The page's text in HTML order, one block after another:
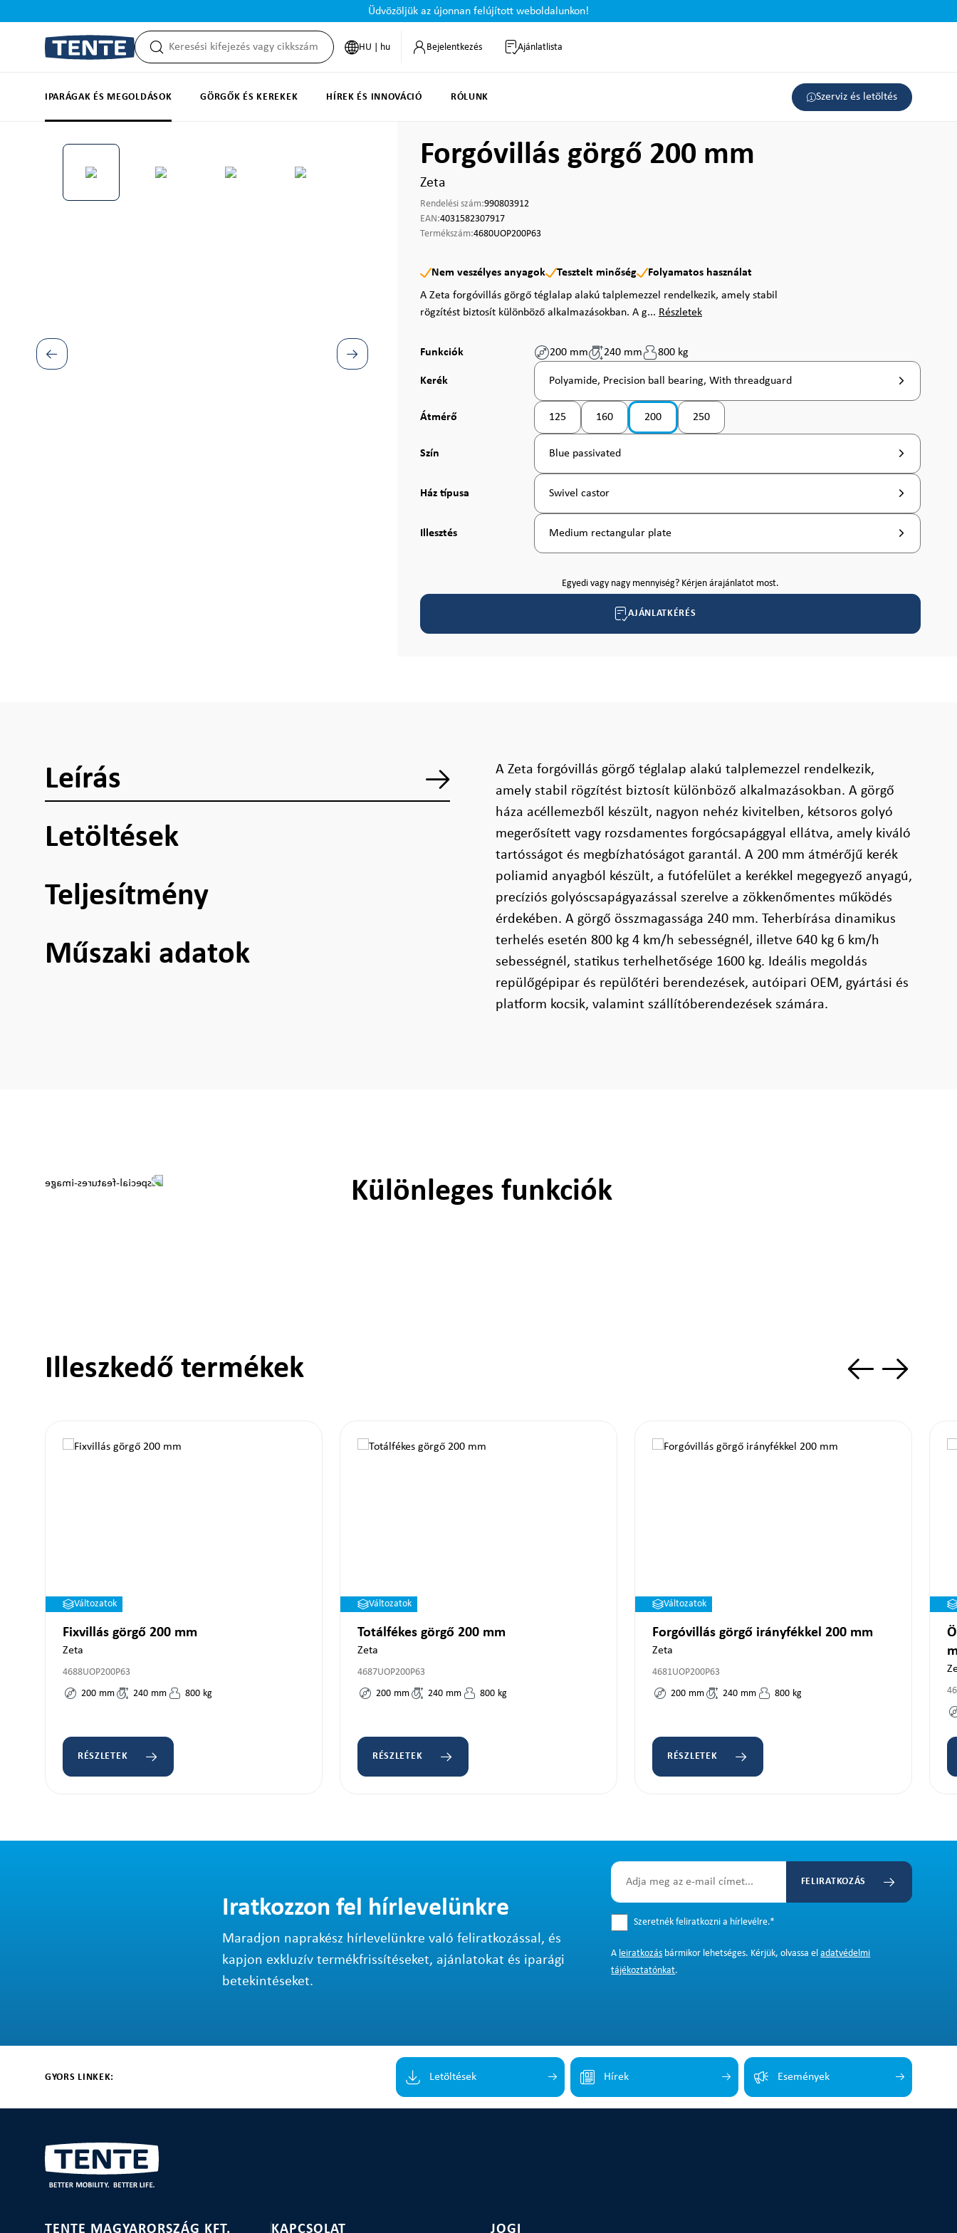
Üdvözöljük az újonnan felújított weboldalunkon!
HU | hu Bejelentkezés Ajánlatlista
IPARÁGAK ÉS MEGOLDÁSOK GÖRGŐK ÉS KEREKEK HÍREK ÉS INNOVÁCIÓ RÓLUNK Szerviz és letöltés
Képgaléria kihagyása Forgóvillás görgő 200 mm
Zeta
Rendelési szám:990803912
EAN:4031582307917
Termékszám:4680UOP200P63
Nem veszélyes anyagok Tesztelt minőség
Folyamatos használat
A Zeta forgóvillás görgő téglalap alakú talplemezzel rendelkezik, amely stabil
rögzítést biztosít különböző alkalmazásokban. A g... Részletek
Funkciók 200 mm 240 mm 800 kg
Válasszon
Kerék Polyamide, Precision ball bearing, With threadguard
Válasszon
Átmérő 125
(Ez az opció jelenleg nem érhető el. )
160
(Ez az opció jelenleg nem érhető el. )
200 250
Válasszon
Szín Blue passivated
Válasszon
Ház típusa Swivel castor
Válasszon
Illesztés Medium rectangular plate
Egyedi vagy nagy mennyiség? Kérjen árajánlatot most.
AJÁNLATKÉRÉS
Leírás
Letöltések
Teljesítmény
Műszaki adatok
A Zeta forgóvillás görgő téglalap alakú talplemezzel rendelkezik,
amely stabil rögzítést biztosít különböző alkalmazásokban. A görgő
háza acéllemezből készült, nagyon nehéz kivitelben, kétsoros golyó
megerősített vagy rozsdamentes forgócsapággyal ellátva, amely kiváló
tartósságot és megbízhatóságot garantál. A 200 mm átmérőjű kerék
poliamid anyagból készült, a futófelület a kerékkel megegyező anyagú,
precíziós golyóscsapágyazással szerelve a zökkenőmentes működés
érdekében. A görgő összmagassága 240 mm. Teherbírása dinamikus
terhelés esetén 800 kg 4 km/h sebességnél, illetve 640 kg 6 km/h
sebességnél, statikus terhelhetősége 1600 kg. Ideális megoldás
repülőgépipar és repülőtéri berendezések, autóipari OEM, gyártási és
platform kocsik, valamint szállítóberendezések számára.
Különleges funkciók
Termékgaléria kihagyása
Illeszkedő termékek
Változatok
Fixvillás görgő 200 mm
Zeta
4688UOP200P63
200 mm 240 mm 800 kg
RÉSZLETEK
Változatok
Totálfékes görgő 200 mm
Zeta
4687UOP200P63
200 mm 240 mm 800 kg
RÉSZLETEK
Változatok
Forgóvillás görgő irányfékkel 200 mm
Zeta
4681UOP200P63
200 mm 240 mm 800 kg
RÉSZLETEK
Iratkozzon fel hírlevelünkre
Maradjon naprakész hírlevelünkre való feliratkozással, és
kapjon exkluzív termékfrissítéseket, ajánlatokat és iparági
betekintéseket.
FELIRATKOZÁS
Szeretnék feliratkozni a hírlevélre.*
A leiratkozás bármikor lehetséges. Kérjük, olvassa eladatvédelmi
tájékoztatónkat.
GYORS LINKEK: Letöltések Hírek Események
TENTE MAGYARORSZÁG KFT. KAPCSOLAT JOGI